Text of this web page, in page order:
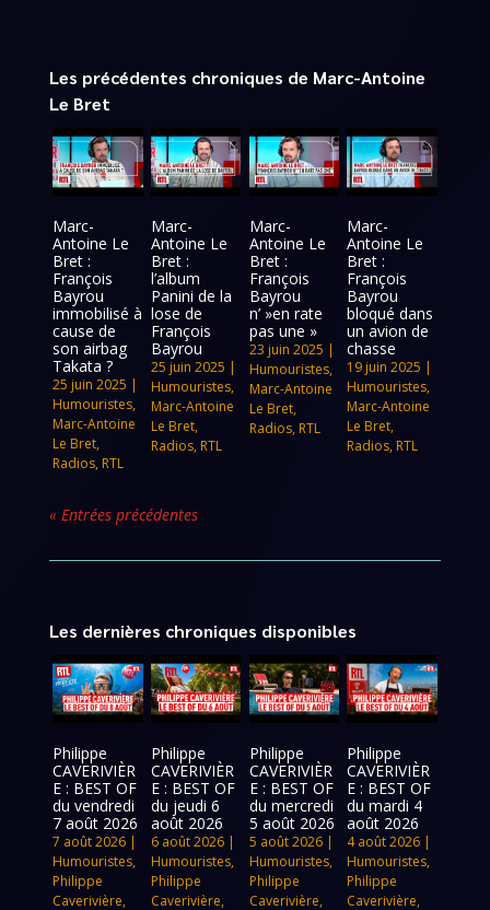
Les précédentes chroniques de Marc-Antoine
Le Bret
Marc-
Antoine Le
Bret :
François
Bayrou
immobilisé à
cause de
son airbag
Takata ?
25 juin 2025 |
Humouristes,
Marc-Antoine
Le Bret,
Radios, RTL
Marc-
Antoine Le
Bret :
l’album
Panini de la
lose de
François
Bayrou
25 juin 2025 |
Humouristes,
Marc-Antoine
Le Bret,
Radios, RTL
Marc-
Antoine Le
Bret :
François
Bayrou
n’ »en rate
pas une »
23 juin 2025 |
Humouristes,
Marc-Antoine
Le Bret,
Radios, RTL
Marc-
Antoine Le
Bret :
François
Bayrou
bloqué dans
un avion de
chasse
19 juin 2025 |
Humouristes,
Marc-Antoine
Le Bret,
Radios, RTL
« Entrées précédentes
Les dernières chroniques disponibles
Philippe
CAVERIVIÈR
E : BEST OF
du vendredi
7 août 2026
7 août 2026 |
Humouristes,
Philippe
Caverivière,
Philippe
CAVERIVIÈR
E : BEST OF
du jeudi 6
août 2026
6 août 2026|
Humouristes,
Philippe
Caverivière,
Philippe
CAVERIVIÈR
E : BEST OF
du mercredi
5 août 2026
5 août 2026|
Humouristes,
Philippe
Caverivière,
Philippe
CAVERIVIÈR
E : BEST OF
du mardi 4
août 2026
4 août 2026 |
Humouristes,
Philippe
Caverivière,